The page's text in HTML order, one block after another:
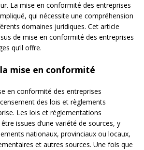
La mise en conformité des entreprises
qui nécessite une compréhension
domaines juridiques. Cet article
de mise en conformité des entreprises
qu’il offre.
mise en conformité
en conformité des entreprises
des lois et règlements
Les lois et réglementations
issues d’une variété de sources, y
nationaux, provinciaux ou locaux,
et autres sources. Une fois que